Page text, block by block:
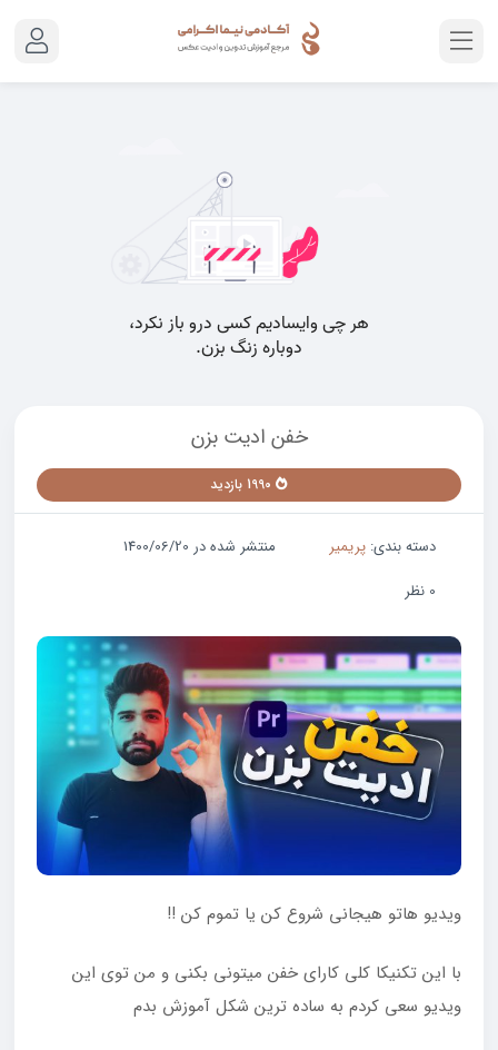
خفن ادیت بزن
دسته بندی: پریمیر
منتشر شده در 1400/06/20
0 نظر
ویدیو هاتو هیجانی شروع کن یا تموم کن !!
با این تکنیکا کلی کارای خفن میتونی بکنی و من توی این
ویدیو سعی کردم به ساده ترین شکل آموزش بدم